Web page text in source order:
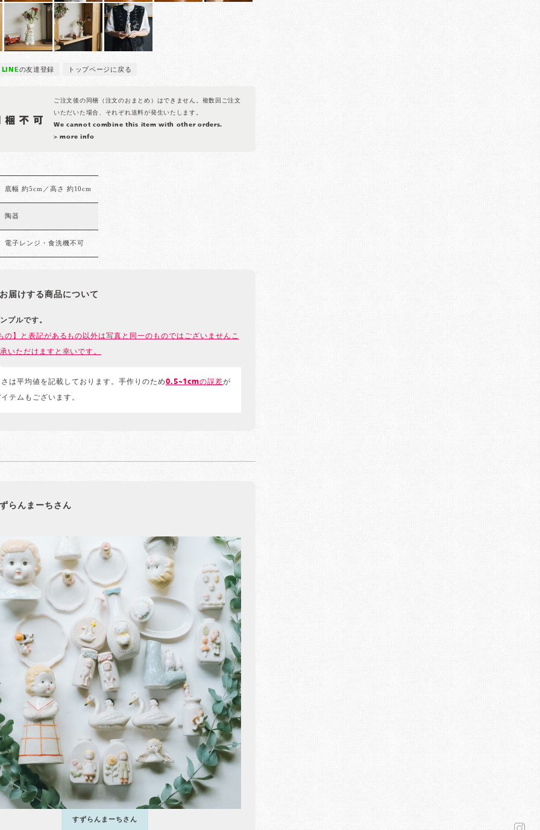
LINEの友達登録 トップページに戻る
ご注文後の同梱（注文のおまとめ）はできません。複数回ご注文
いただいた場合、それぞれ送料が発生いたします。
We cannot combine this item with other orders.
> more info
底幅 約5cm／高さ 約10cm
陶器
電子レンジ・食洗機不可
届けする商品について
プルです。
】と表記があるもの以外は写真と同一のものではございませんこ
いただけますと幸いです。
は平均値を記載しております。手作りのため0.5~1cmの誤差が
テムもございます。
らんまーちさん
すずらんまーちさん